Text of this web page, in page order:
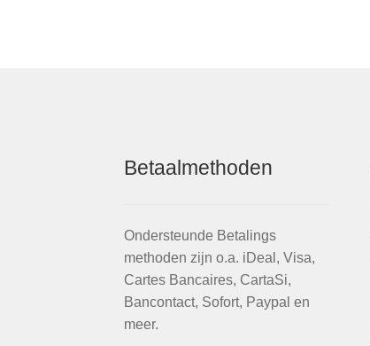
Betaalmethoden
Ondersteunde Betalings
methoden zijn o.a. iDeal, Visa,
Cartes Bancaires, CartaSi,
Bancontact, Sofort, Paypal en
meer.